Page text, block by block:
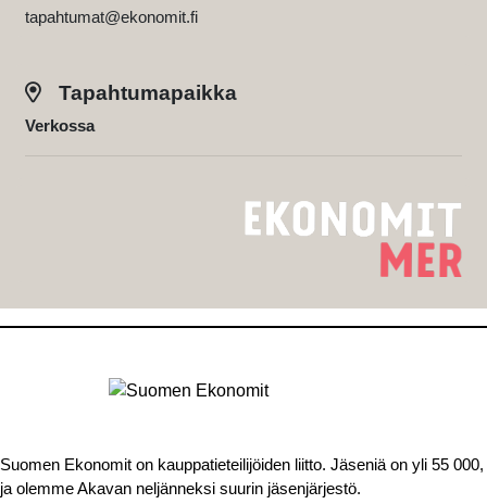
tapahtumat@ekonomit.fi
Tapahtumapaikka
Verkossa
Suomen Ekonomit on kauppatieteilijöiden liitto. Jäseniä on yli 55 000,
ja olemme Akavan neljänneksi suurin jäsenjärjestö.